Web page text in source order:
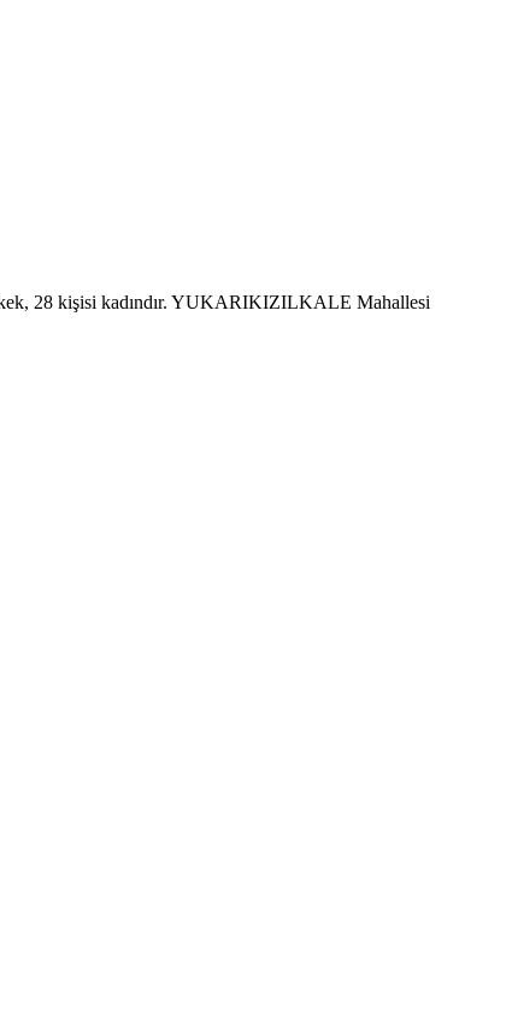
28 kişisi kadındır. YUKARIKIZILKALE Mahallesi